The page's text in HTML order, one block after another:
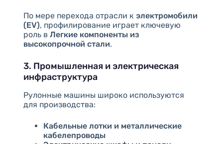
По мере перехода отрасли к электромобили
(EV), профилирование играет ключевую
роль в Легкие компоненты из
высокопрочной стали.
3. Промышленная и электрическая
инфраструктура
Рулонные машины широко используются
для производства:
Кабельные лотки и металлические
кабелепроводы